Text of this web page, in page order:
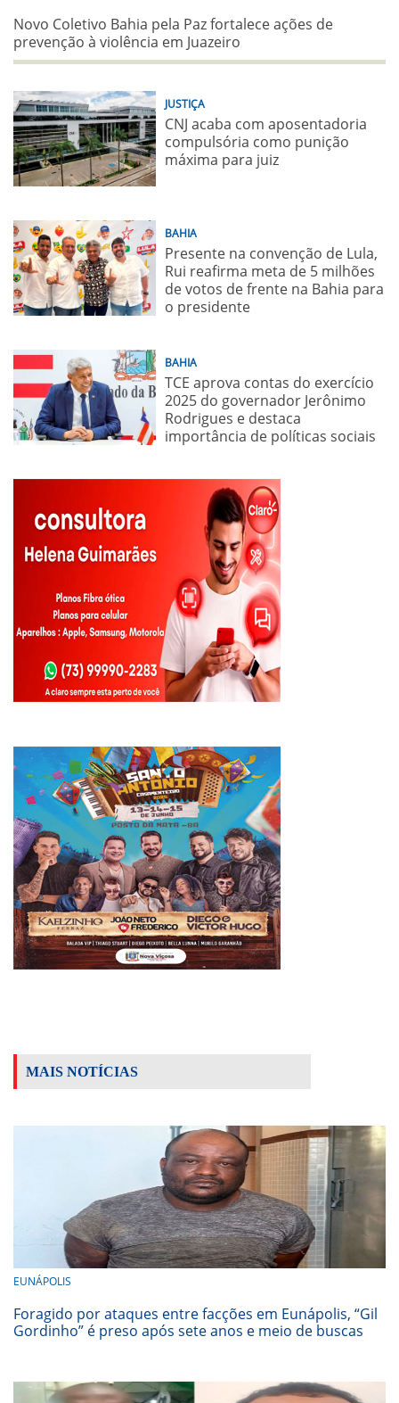
Novo Coletivo Bahia pela Paz fortalece ações de
prevenção à violência em Juazeiro
JUSTIÇA
CNJ acaba com aposentadoria
compulsória como punição
máxima para juiz
BAHIA
Presente na convenção de Lula,
Rui reafirma meta de 5 milhões
de votos de frente na Bahia para
o presidente
BAHIA
TCE aprova contas do exercício
2025 do governador Jerônimo
Rodrigues e destaca
importância de políticas sociais
MAIS NOTÍCIAS
EUNÁPOLIS
Foragido por ataques entre facções em Eunápolis, “Gil
Gordinho” é preso após sete anos e meio de buscas